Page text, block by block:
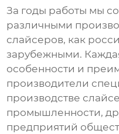
За годы работы мы
различными
слайсеров, как
зарубежными.
особенности и
производители
производстве
промышленности,
предприятий